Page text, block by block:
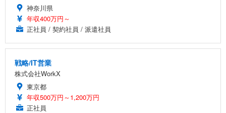
神奈川県
年収400万円～
正社員 / 契約社員 / 派遣社員
戦略/IT営業
株式会社WorkX
東京都
年収500万円～1,200万円
正社員